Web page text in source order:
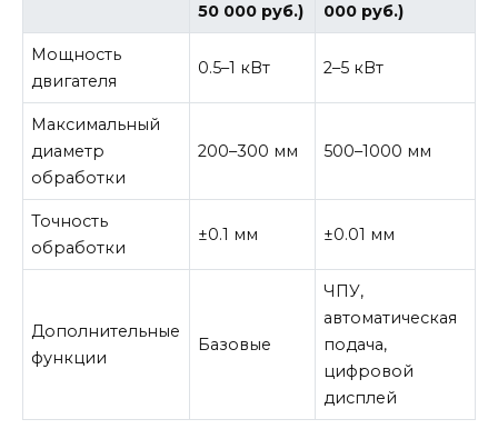
50 000 руб.)
000 руб.)
Мощность
двигателя
0.5–1 кВт 2–5 кВт
Максимальный
диаметр
обработки
200–300 мм 500–1000 мм
Точность
обработки
±0.1 мм ±0.01 мм
Дополнительные
функции
Базовые
ЧПУ,
автоматическая
подача,
цифровой
дисплей